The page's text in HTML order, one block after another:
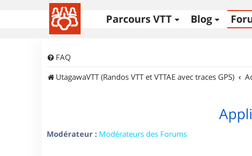
Parcours VTT Blog
FAQ
UtagawaVTT (Randos VTT et VTTAE avec traces GPS)
Modérateur : Modérateurs des Forums